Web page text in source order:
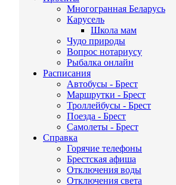
Многогранная Беларусь
Карусель
Школа мам
Чудо природы
Вопрос нотариусу
Рыбалка онлайн
Расписания
Автобусы - Брест
Маршрутки - Брест
Троллейбусы - Брест
Поезда - Брест
Самолеты - Брест
Справка
Горячие телефоны
Брестская афиша
Отключения воды
Отключения света